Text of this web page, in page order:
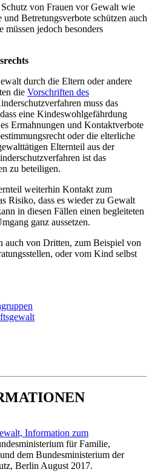
von Frauen vor Gewalt wie
Betretungsverbote schützen auch
jedoch besonders
durch die Eltern oder andere
die Vorschriften des
muss das
eine Kindeswohlgefährdung
Ermahnungen und Kontaktverbote
oder die elterliche
Elternteil aus der
ist das
zu beteiligen.
weiterhin Kontakt zum
Risiko, dass es wieder zu Gewalt
in diesen Fällen einen begleiteten
ganz aussetzen.
auch von Dritten, zum Beispiel von
oder vom Kind selbst
Information zum
für Familie,
dem Bundesministerium der
Berlin August 2017.